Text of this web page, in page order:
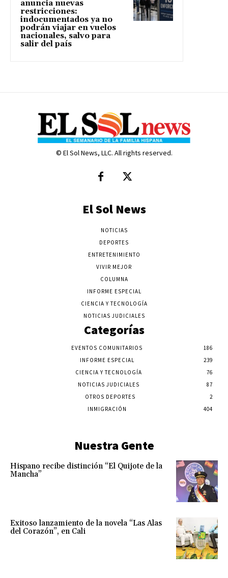
anuncia nuevas
restricciones:
indocumentados ya no
podrán viajar en vuelos
nacionales, salvo para
salir del país
© El Sol News, LLC. All rights reserved.
El Sol News
NOTICIAS
DEPORTES
ENTRETENIMIENTO
VIVIR MEJOR
COLUMNA
INFORME ESPECIAL
CIENCIA Y TECNOLOGÍA
NOTICIAS JUDICIALES
Categorías
EVENTOS COMUNITARIOS
186
INFORME ESPECIAL
239
CIENCIA Y TECNOLOGÍA
76
NOTICIAS JUDICIALES
87
OTROS DEPORTES
2
INMIGRACIÓN
404
Nuestra Gente
Hispano recibe distinción “El Quijote de la
Mancha”
Exitoso lanzamiento de la novela “Las Alas
del Corazón”, en Cali